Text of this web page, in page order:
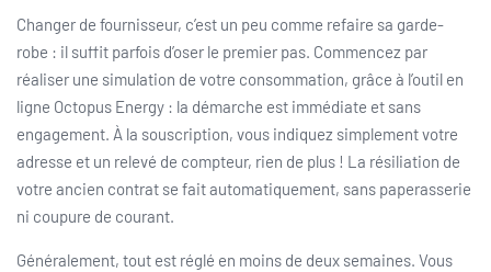
Changer de fournisseur, c’est un peu comme refaire sa garde-
robe : il suffit parfois d’oser le premier pas. Commencez par
réaliser une simulation de votre consommation, grâce à l’outil en
ligne Octopus Energy : la démarche est immédiate et sans
engagement. À la souscription, vous indiquez simplement votre
adresse et un relevé de compteur, rien de plus ! La résiliation de
votre ancien contrat se fait automatiquement, sans paperasserie
ni coupure de courant.
Généralement, tout est réglé en moins de deux semaines. Vous